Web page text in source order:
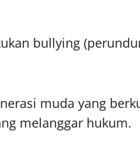
bullying
muda yang
melanggar hukum.